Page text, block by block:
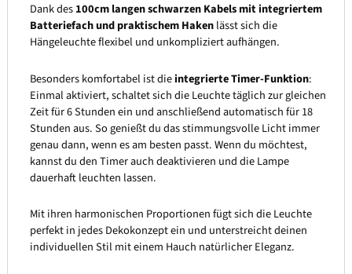
Dank des100cm langen schwarzen Kabels mit integriertem
Batteriefach und praktischem Hakenlässt sich die
Hängeleuchte flexibel und unkompliziert aufhängen.
Besonders komfortabel ist dieintegrierte Timer-Funktion:
Einmal aktiviert, schaltet sich die Leuchte täglich zur gleichen
Zeit für 6 Stunden ein und anschließend automatisch für 18
Stunden aus. So genießt du das stimmungsvolle Licht immer
genau dann, wenn es am besten passt. Wenn du möchtest,
kannst du den Timer auch deaktivieren und die Lampe
dauerhaft leuchten lassen.
Mit ihren harmonischen Proportionen fügt sich die Leuchte
perfekt in jedes Dekokonzept ein und unterstreicht deinen
individuellen Stil mit einem Hauch natürlicher Eleganz.